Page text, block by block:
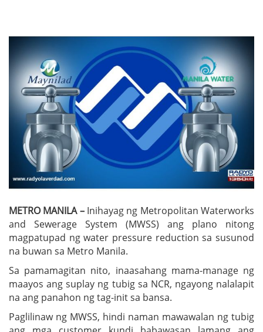
METRO MANILA – Inihayag ng Metropolitan Waterworks
and Sewerage System (MWSS) ang plano nitong
magpatupad ng water pressure reduction sa susunod
na buwan sa Metro Manila.
Sa pamamagitan nito, inaasahang mama-manage ng
maayos ang suplay ng tubig sa NCR, ngayong nalalapit
na ang panahon ng tag-init sa bansa.
Paglilinaw ng MWSS, hindi naman mawawalan ng tubig